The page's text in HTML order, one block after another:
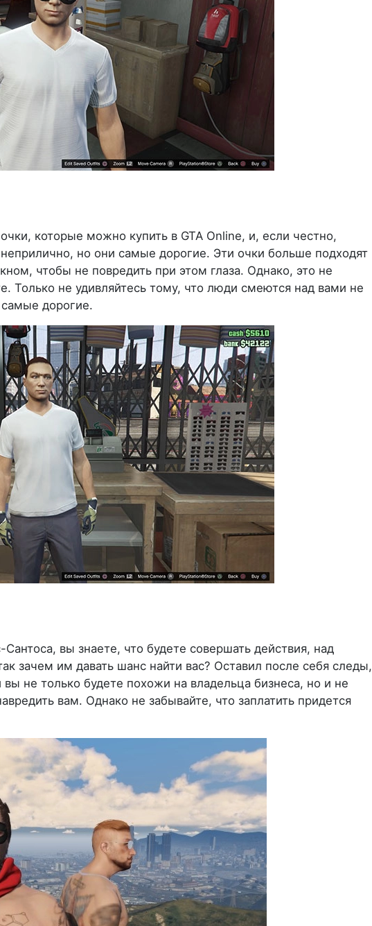
которые можно купить в GTA Online, и, если честно,
но они самые дорогие. Эти очки больше подходят
чтобы не повредить при этом глаза. Однако, это не
Только не удивляйтесь тому, что люди смеются над вами не
дорогие.
вы знаете, что будете совершать действия, над
зачем им давать шанс найти вас? Оставил после себя следы,
не только будете похожи на владельца бизнеса, но и не
вам. Однако не забывайте, что заплатить придется